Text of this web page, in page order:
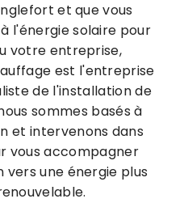
et que vous
l'énergie solaire pour
votre entreprise,
est l'entreprise
de l'installation de
sommes basés à
et intervenons dans
vous accompagner
une énergie plus